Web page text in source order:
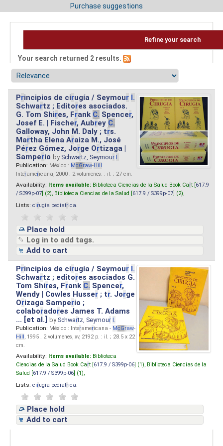
Purchase suggestions
Refine your search
Your search returned 2 results.
Principios de cirugía / Seymour I.
Schwartz ; Editores asociados.
G. Tom Shires, Frank C. Spencer,
Josef E. | Fischer, Aubrey C.
Galloway, John M. Daly ; trs.
Martha Elena Araiza M., José
Pérez Gómez, Jorge Ortizaga |
Samperio by Schwartz, Seymour I.
Publication: México : McGraw-Hill
Interamericana, 2000 . 2 volumenes. : il. ; 27 cm.
Availability: Items available: Biblioteca Ciencias de la Salud Book Cart [ 617.9
/ S399p-07 ] (2), Biblioteca Ciencias de la Salud [ 617.9 / S399p-07 ] (2),
Lists: cirugia pediatrica
Place hold
Log in to add tags.
Add to cart
Principios de cirugía / Seymour I.
Schwartz ; editores asociados G.
Tom Shires, Frank C. Spencer,
Wendy | Cowles Husser ; tr. Jorge
Orizaga Samperio ;
colaboradores James T. Adams
... [et al.]by Schwartz, Seymour I.
Publication: México : Interamericana - McGraw-
Hill, 1995 . 2 volúmenes, xv, 2192 p. : il. ; 28.5 x 22
cm.
Availability: Items available: Biblioteca
Ciencias de la Salud Book Cart [ 617.9 / S399p-06 ] (1), Biblioteca Ciencias de la
Salud [ 617.9 / S399p-06 ] (1),
Lists: cirugia pediatrica
Place hold
Add to cart